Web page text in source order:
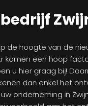
de hoogte van de
komen een hoop
u hier graag bij!
dan enkel het
onderneming in